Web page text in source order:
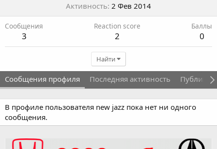
Активность 2 Фев 2014
Сообщения
3
Reaction score
2
Баллы
0
Найти
Сообщения профиля Последняя активность
В профиле пользователя new jazz пока нет ни одного
сообщения.